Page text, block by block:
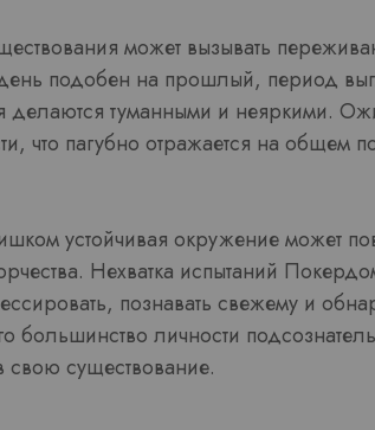
может вызывать
подобен на прошлый, период
делаются туманными и неяркими.
что пагубно отражается на общем
устойчивая окружение может
Нехватка испытаний
познавать свежему и
большинство личности
свою существование.